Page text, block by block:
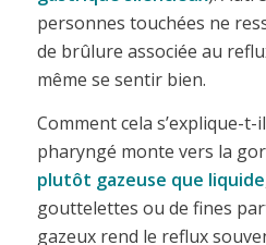
personnes touchées ne
de brûlure associée au
même se sentir bien.
Comment cela s’explique-
pharyngé monte vers la
plutôt gazeuse que liquide
gouttelettes ou de fines
gazeux rend le reflux